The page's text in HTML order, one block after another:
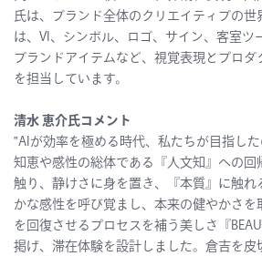
氏は、ブランド全体のクリエイティブの世
は、VI、シンボル、ロゴ、サイン、客室ツ
ブランドアイテムなど、視覚表現とプロダ
を担当しています。
清水 恵介氏コメント
‟AIが効率を極める時代、私たちが目指し
知恵や感性の総体である『人文知』への回
触り、静けさに身を置き、『本質』に触れ
かな感性を呼び覚まし、本来の健やかさを
を回復させるプロセスを補う美しさ『
掲げ、滞在体験を設計しました。倉吉を皮